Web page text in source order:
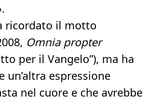
ricordato il motto
Omnia propter
per il Vangelo”), ma ha
un’altra espressione
nel cuore e che avrebbe